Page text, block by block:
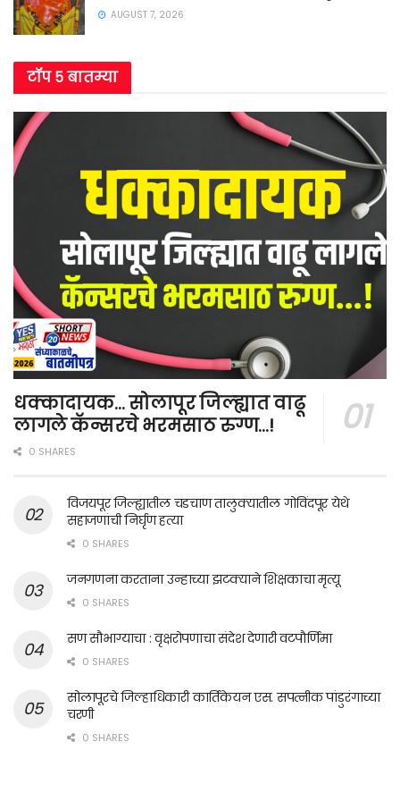
AUGUST 7, 2026
टॉप ५ बातम्या
धक्कादायक… सोलापूर जिल्ह्यात वाढू
लागले कॅन्सरचे भरमसाठ रुग्ण…!
0 SHARES
विजयपूर जिल्ह्यातील चडचाण तालुक्यातील गोविंदपूर येथे
सहाजणांची निर्घृण हत्या
0 SHARES
जनगणना करताना उन्हाच्या झटक्याने शिक्षकाचा मृत्यू
0 SHARES
सण सौभाग्याचा : वृक्षरोपणाचा संदेश देणारी वटपौर्णिमा
0 SHARES
सोलापूरचे जिल्हाधिकारी कार्तिकेयन एस. सपत्नीक पांडुरंगाच्या
चरणी
0 SHARES